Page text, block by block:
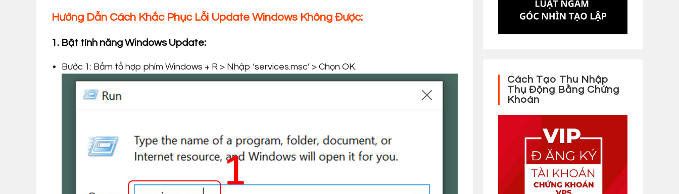
Hướng Dẫn Cách Khắc Phục Lỗi Update Windows Không Được:
1. Bật tính năng Windows Update:
Bước 1: Bấm tổ hợp phím Windows + R > Nhập ‘services.msc’ > Chọn OK.
Cách Tạo Thu Nhập
Thụ Động Bằng Chứng
Khoán